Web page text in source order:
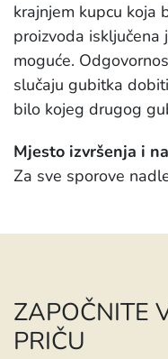
krajnjem kupcu koja
proizvoda isključena
moguće.
slučaju gubitka
bilo kojeg drugog
Mjesto izvršenja i
Za sve sporove
ZAPOČNITE
PRIČU